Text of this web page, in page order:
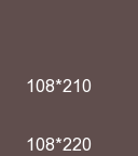
108*210
108*220